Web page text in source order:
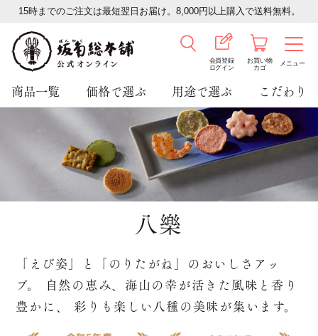
15時までのご注文は最短翌日お届け。8,000円以上購入で送料無料。
会員登録
ログイン
お買い物
カゴ
メニュー
商品一覧 価格で選ぶ 用途で選ぶ こだわり
八樂
「えび姿」と「のりたがね」のおいしさアッ
プ。
自然の恵み、海山の幸が活きた風味と香り
豊かに、
彩りも楽しい八種の美味が集います。